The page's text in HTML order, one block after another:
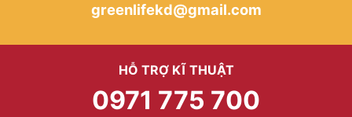
greenlifekd@gmail.com
HỖ TRỢ KĨ THUẬT
0971 775 700